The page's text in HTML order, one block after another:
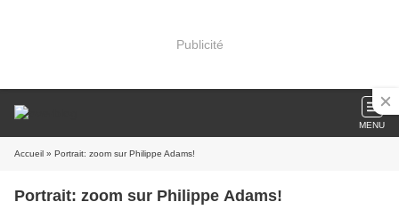
Publicité
MENU
Accueil » Portrait: zoom sur Philippe Adams!
Portrait: zoom sur Philippe Adams!